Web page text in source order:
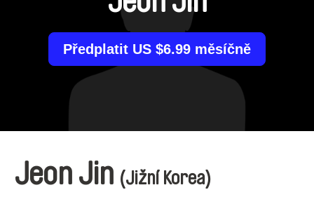
Předplatit US $6.99 měsíčně
Jeon Jin (Jižní Korea)